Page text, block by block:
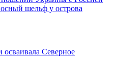
шельф у острова
осваивала Северное